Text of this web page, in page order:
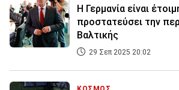
Η Γερμανία είναι
προστατεύσει την
Βαλτικής
29 Σεπ 2025 20:02